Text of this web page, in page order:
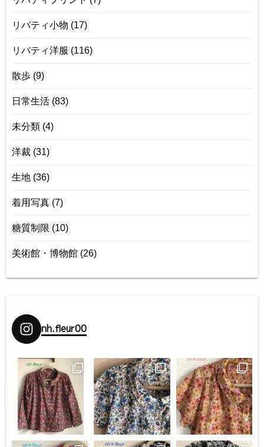
リバティ小物 (17)
リバティ洋服 (116)
散歩 (9)
日常生活 (83)
未分類 (4)
洋裁 (31)
生地 (36)
着用写真 (7)
糖質制限 (10)
美術館・博物館 (26)
nh.fleur00